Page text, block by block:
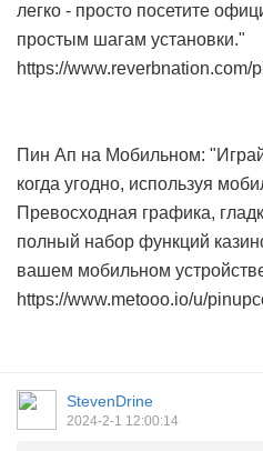
легко - просто посетите
простым шагам установки."
https://www.reverbnation.com/
Пин Ап на Мобильном:
когда угодно, используя
Превосходная графика,
полный набор функций
вашем мобильном
https://www.metooo.io/u/
StevenDrine
2024-2-1 12:00:14